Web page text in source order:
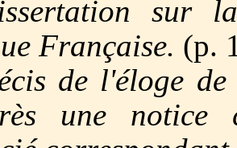
sur
Française. (p.
de l'éloge
une notice